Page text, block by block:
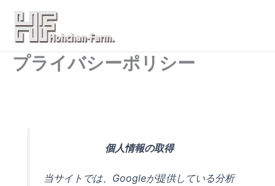
ス
プライバシーポリシー
個人情報の取得
当サイトでは、Googleが提供している分析